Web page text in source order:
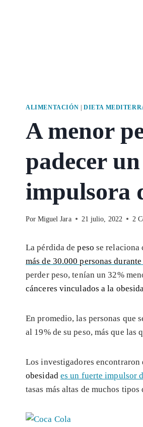
ALIMENTACIÓN DIETA
A menor
padecer
impulsora
Por Miguel Jara 21 julio, 2022 2
La pérdida depeso se relaciona
más de 30.000 personas
perder peso, tenían un 32%
cánceres vinculados a la
En promedio, las personas que
al 19% de su peso, más que
Los investigadores encontraron
obesidad es un fuerte impulsor
tasas más altas de muchos tipos